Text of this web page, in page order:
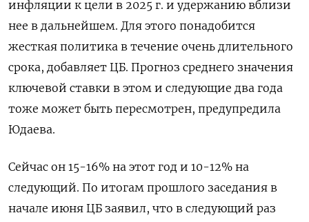
инфляции к цели в 2025 г. и удержанию вблизи
нее в дальнейшем. Для этого понадобится
жесткая политика в течение очень длительного
срока, добавляет ЦБ. Прогноз среднего значения
ключевой ставки в этом и следующие два года
тоже может быть пересмотрен, предупредила
Юдаева.
Сейчас он 15-16% на этот год и 10-12% на
следующий. По итогам прошлого заседания в
начале июня ЦБ заявил, что в следующий раз